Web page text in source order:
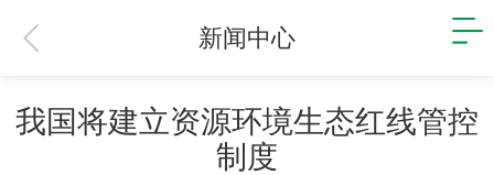
新闻中心
我国将建立资源环境生态红线管控
制度